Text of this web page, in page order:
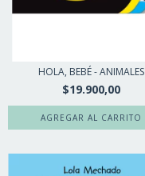
HOLA, BEBÉ - ANIMALES
$19.900,00